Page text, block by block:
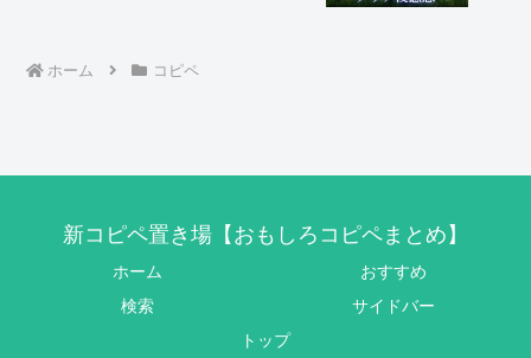
ホーム コピペ
新コピペ置き場【おもしろコピペまとめ】
ホーム
おすすめ
検索
サイドバー
トップ